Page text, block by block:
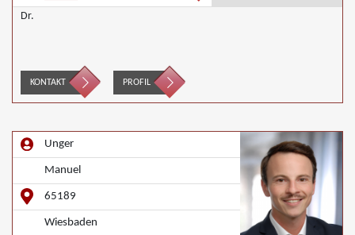
Dr.
KONTAKT PROFIL
Unger
Manuel
65189
Wiesbaden